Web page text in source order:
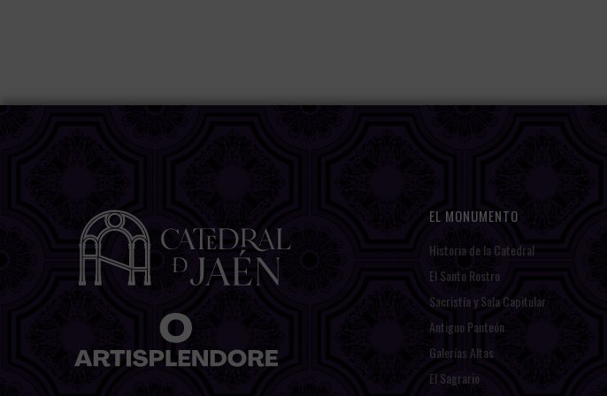
EL MONUMENTO
Historia de la Catedral
El Santo Rostro
Sacristía y Sala Capitular
Antiguo Panteón
Galerías Altas
El Sagrario